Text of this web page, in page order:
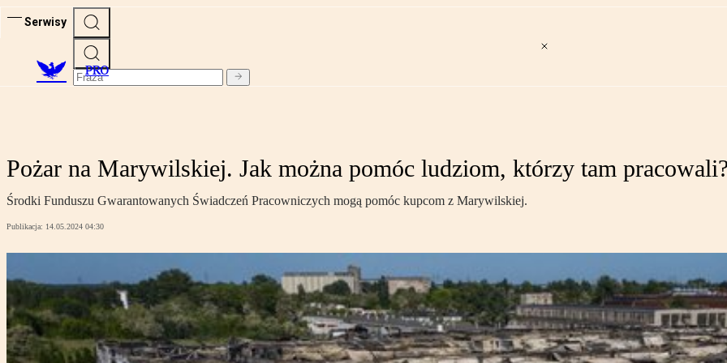
Serwisy
PRO
Pożar na Marywilskiej. Jak można pomóc ludziom, którzy tam
Środki Funduszu Gwarantowanych Świadczeń Pracowniczych mogą pomóc kupcom z Marywilskiej.
Publikacja: 14.05.2024 04:30